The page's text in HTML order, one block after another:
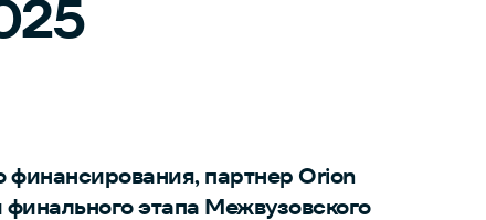
финансирования, партнер Orion
этапа Межвузовского